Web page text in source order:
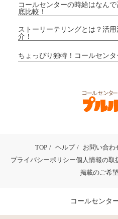
コールセンターの時給はなん
底比較！
ストーリーテリングとは？活
介！
ちょっぴり独特！コールセン
TOP ヘルプ お問い合わ
プライバシーポリシー個人情報の取
掲載のご希
コールセンタ